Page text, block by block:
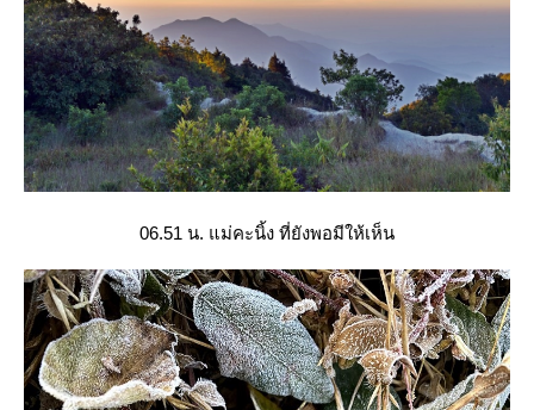
06.51 น. แม่คะนิ้ง ที่ยังพอมีให้เห็น